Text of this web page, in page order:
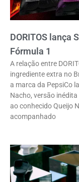
DORITOS lança
Fórmula 1
A relação entre
ingrediente extra no
a marca da PepsiCo
Nacho, versão
ao conhecido Queijo
acompanhado